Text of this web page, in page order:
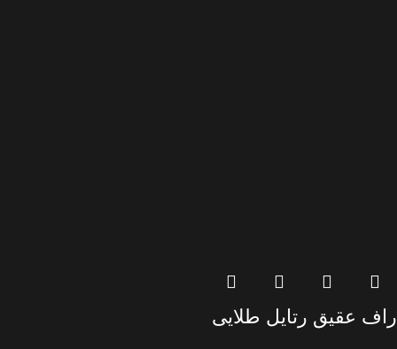
راف عقیق رتایل طلایی